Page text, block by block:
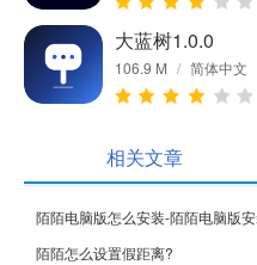
大蓝树1.0.0
106.9 M / 简体中文
相关文章
陌陌电脑版怎么安装-陌陌电脑版
陌陌怎么设置假距离?